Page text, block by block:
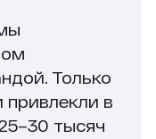
Только
в
тысяч